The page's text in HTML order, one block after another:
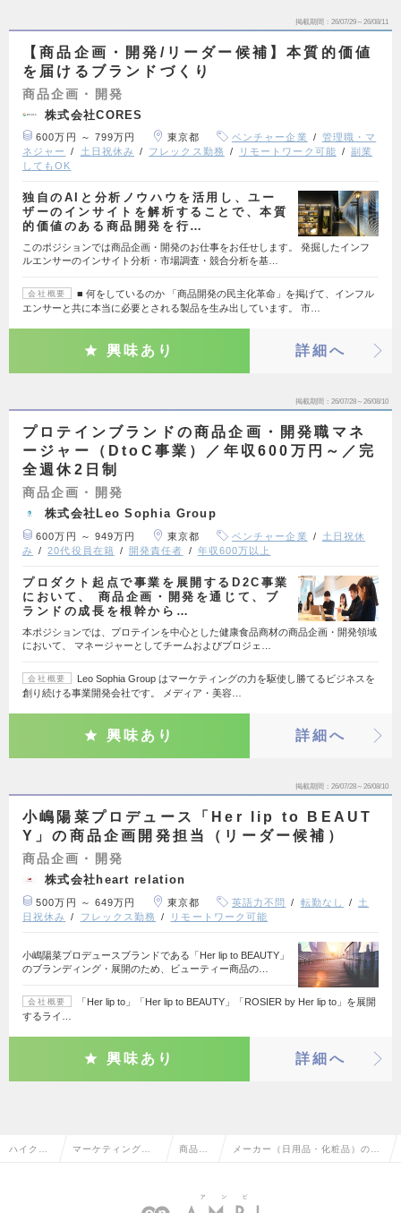
掲載期間 26/07/29～26/08/11
【商品企画・開発/リーダー候補】本質的価値
を届けるブランドづくり
商品企画・開発
株式会社CORES
600万円 ～ 799万円 東京都 ベンチャー企業
管理職・マ
ネジャー
土日祝休み フレックス勤務 リモートワーク可能
副業
してもOK
独自のAIと分析ノウハウを活用し、ユー
ザーのインサイトを解析することで、本質
的価値のある商品開発を行…
このポジションでは商品企画・開発のお仕事をお任せします。 発掘したインフ
ルエンサーのインサイト分析・市場調査・競合分析を基…
会社概要
■ 何をしているのか 「商品開発の民主化革命」を掲げて、インフル
エンサーと共に本当に必要とされる製品を生み出しています。 市…
興味あり 詳細へ
掲載期間 26/07/28～26/08/10
プロテインブランドの商品企画・開発職マネ
ージャー（DtoC事業）／年収600万円～／完
全週休2日制
商品企画・開発
株式会社Leo Sophia Group
600万円 ～ 949万円 東京都 ベンチャー企業
土日祝休
み
20代役員在籍 開発責任者 年収600万以上
プロダクト起点で事業を展開するD2C事業
において、 商品企画・開発を通じて、ブ
ランドの成長を根幹から…
本ポジションでは、プロテインを中心とした健康食品商材の商品企画・開発領域
において、 マネージャーとしてチームおよびプロジェ…
会社概要
Leo Sophia Group はマーケティングの力を駆使し勝てるビジネスを
創り続ける事業開発会社です。 メディア・美容…
興味あり 詳細へ
掲載期間 26/07/28～26/08/10
小嶋陽菜プロデュース「Her lip to BEAUT
Y」の商品企画開発担当（リーダー候補）
商品企画・開発
株式会社heart relation
500万円 ～ 649万円 東京都 英語力不問 転勤なし
土
日祝休み
フレックス勤務 リモートワーク可能
小嶋陽菜プロデュースブランドである「Her lip to BEAUTY」
のブランディング・展開のため、ビューティー商品の…
会社概要
「Her lip to」「Her lip to BEAUTY」「ROSIER by Her lip to」を展開
するライ…
興味あり 詳細へ
ハイクラ マーケティング・ 商品企 メーカー（日用品・化粧品）の商
覧